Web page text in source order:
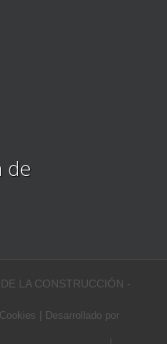
de
LA CONSTRUCCIÓN -
| Desarrollado por